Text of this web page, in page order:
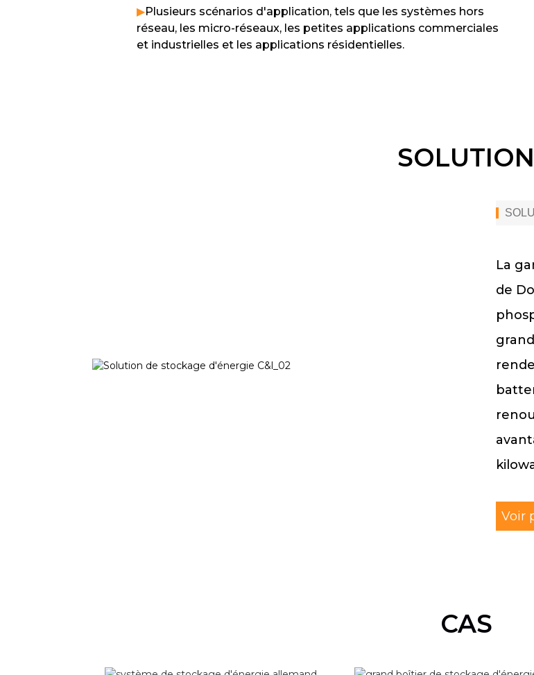
▶Plusieurs scénarios d'application, tels que les systèmes hors
réseau, les micro-réseaux, les petites applications commerciales
et industrielles et les applications résidentielles.
SOLUTION
La
de
Voir
CAS